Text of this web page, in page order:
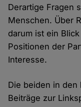
Derartige Fragen
Menschen. Über
darum ist ein
Positionen der
Interesse.
Die beiden in
Beiträge zur